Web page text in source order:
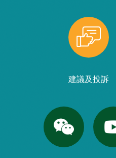
建議及投訴